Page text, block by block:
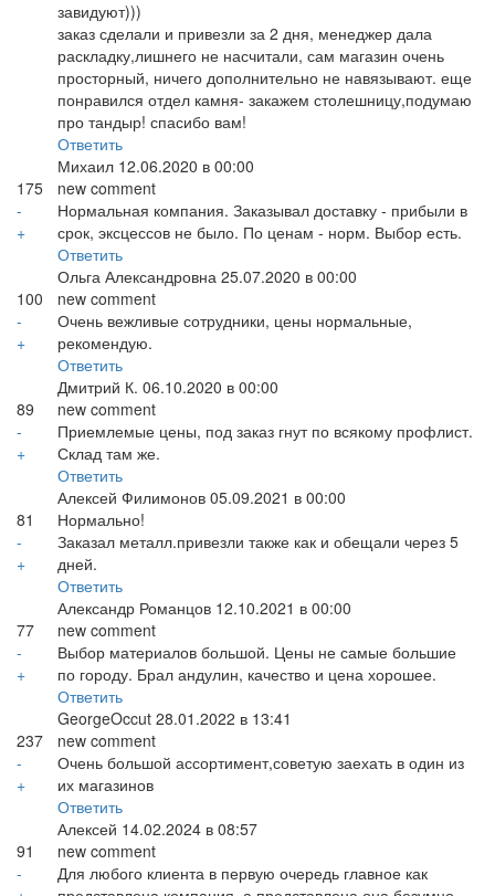
завидуют)))
заказ сделали и привезли за 2 дня, менеджер дала
раскладку,лишнего не насчитали, сам магазин очень
просторный, ничего дополнительно не навязывают. еще
понравился отдел камня- закажем столешницу,подумаю
про тандыр! спасибо вам!
Ответить
175
-
+
Михаил 12.06.2020 в 00:00
new comment
Нормальная компания. Заказывал доставку - прибыли в
срок, эксцессов не было. По ценам - норм. Выбор есть.
Ответить
100
-
+
Ольга Александровна25.07.2020 в 00:00
new comment
Очень вежливые сотрудники, цены нормальные,
рекомендую.
Ответить
89
-
+
Дмитрий К.06.10.2020 в 00:00
new comment
Приемлемые цены, под заказ гнут по всякому профлист.
Склад там же.
Ответить
81
-
+
Алексей Филимонов05.09.2021 в 00:00
Нормально!
Заказал металл.привезли также как и обещали через 5
дней.
Ответить
77
-
+
Александр Романцов 12.10.2021 в 00:00
new comment
Выбор материалов большой. Цены не самые большие
по городу. Брал андулин, качество и цена хорошее.
Ответить
237
-
+
GeorgeOccut28.01.2022 в 13:41
new comment
Очень большой ассортимент,советую заехать в один из
их магазинов
Ответить
91
-
Алексей 14.02.2024 в 08:57
new comment
Для любого клиента в первую очередь главное как